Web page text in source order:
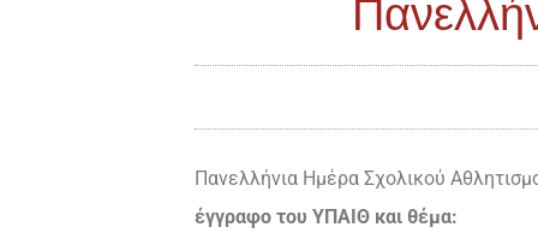
Πανελλήνια Ημέρα Σχολικού
έγγραφο του ΥΠΑΙΘ και θέμα: